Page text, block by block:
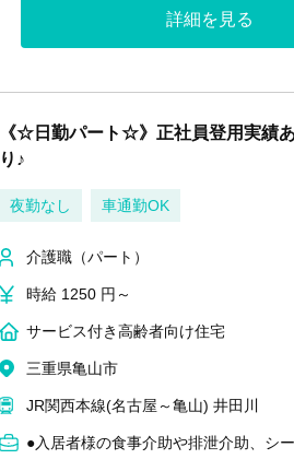
詳細を見る
《☆日勤パート☆》正社員登用実績
り♪
夜勤なし 車通勤OK
介護職（パート）
時給 1250 円～
サービス付き高齢者向け住宅
三重県亀山市
JR関西本線(名古屋～亀山) 井田川
●入居者様の食事介助や排泄介助、シ